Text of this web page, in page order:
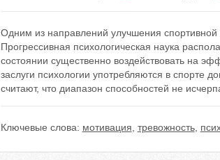
Одним из направлений улучшения спортивной
Прогрессивная психологическая наука
состоянии существенно воздействовать на
заслуги психологии употребляются в спорте
считают, что диапазон способностей не
Ключевые слова: мотивация тревожность,